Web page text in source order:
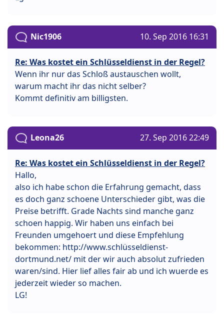
Nic1906 10. Sep 2016 16:31
Re: Was kostet ein Schlüsseldienst in der Regel?
Wenn ihr nur das Schloß austauschen wollt,
warum macht ihr das nicht selber?
Kommt definitiv am billigsten.
Leona26 27. Sep 2016 22:49
Re: Was kostet ein Schlüsseldienst in der Regel?
Hallo,
also ich habe schon die Erfahrung gemacht, dass
es doch ganz schoene Unterschieder gibt, was die
Preise betrifft. Grade Nachts sind manche ganz
schoen happig. Wir haben uns einfach bei
Freunden umgehoert und diese Empfehlung
bekommen: http://www.schlüsseldienst-
dortmund.net/ mit der wir auch absolut zufrieden
waren/sind. Hier lief alles fair ab und ich wuerde es
jederzeit wieder so machen.
LG!